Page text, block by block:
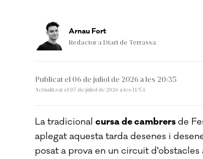
Arnau Fort
Redactor a Diari de Terrassa
Publicat el 06 de juliol de 2026 a les 20:35
Actualitzat el 07 de juliol de 2026 a les 11:54
La tradicional cursa de cambrersde
aplegat aquesta tarda desenes i
posat a prova en un circuit